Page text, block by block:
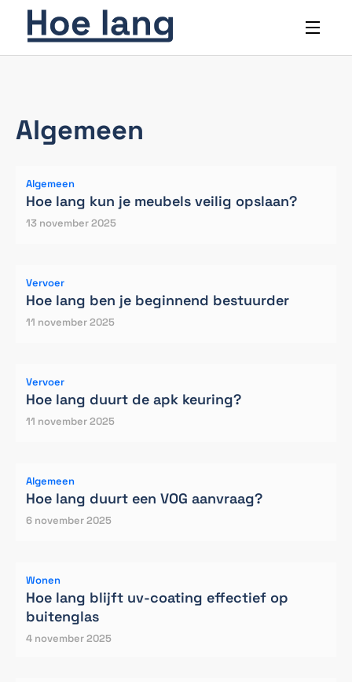
Algemeen
Algemeen
Hoe lang kun je meubels veilig opslaan?
13 november 2025
Vervoer
Hoe lang ben je beginnend bestuurder
11 november 2025
Vervoer
Hoe lang duurt de apk keuring?
11 november 2025
Algemeen
Hoe lang duurt een VOG aanvraag?
6 november 2025
Wonen
Hoe lang blijft uv-coating effectief op
buitenglas
4 november 2025